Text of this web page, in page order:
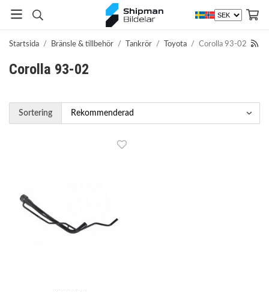
Startsida / Bränsle & tillbehör / Tankrör / Toyota / Corolla 93-02
Corolla 93-02
Sortering